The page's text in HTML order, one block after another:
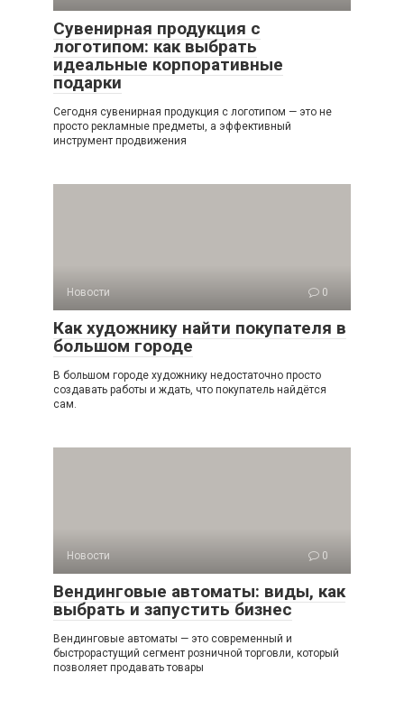
Сувенирная продукция с
логотипом: как выбрать
идеальные корпоративные
подарки
Сегодня сувенирная продукция с логотипом — это не
просто рекламные предметы, а эффективный
инструмент продвижения
Новости 0
Как художнику найти покупателя в
большом городе
В большом городе художнику недостаточно просто
создавать работы и ждать, что покупатель найдётся
сам.
Новости 0
Вендинговые автоматы: виды, как
выбрать и запустить бизнес
Вендинговые автоматы — это современный и
быстрорастущий сегмент розничной торговли, который
позволяет продавать товары